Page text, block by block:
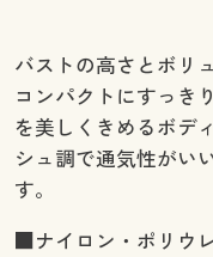
バストの高さとボリ
コンパクトにすっき
を美しくきめるボデ
シュ調で通気性がい
す。
■ナイロン・ポリウ